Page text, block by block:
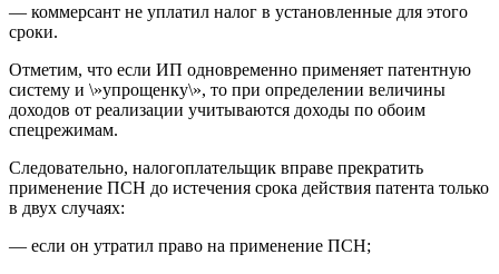
— коммерсант не уплатил налог в установленные для этого
сроки.
Отметим, что если ИП одновременно применяет патентную
систему и \»упрощенку\», то при определении величины
доходов от реализации учитываются доходы по обоим
спецрежимам.
Следовательно, налогоплательщик вправе прекратить
применение ПСН до истечения срока действия патента только
в двух случаях:
— если он утратил право на применение ПСН;